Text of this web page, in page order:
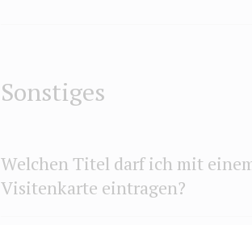
Sonstiges
Welchen Titel darf ich mit
Visitenkarte eintragen?